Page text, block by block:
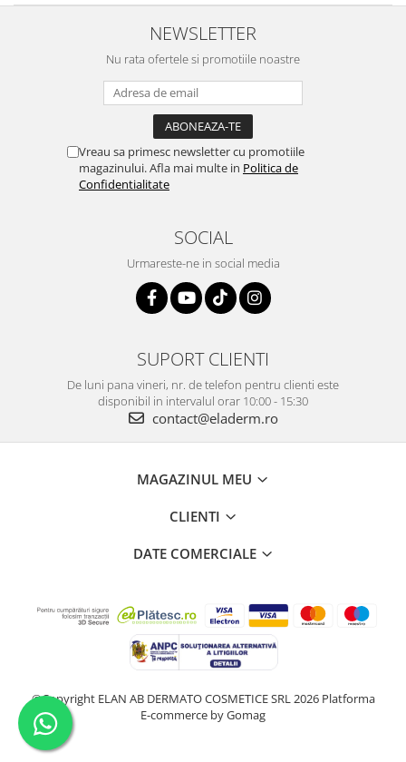
NEWSLETTER
Nu rata ofertele si promotiile noastre
Vreau sa primesc newsletter cu promotiile
magazinului. Afla mai multe in Politica de
Confidentialitate
SOCIAL
Urmareste-ne in social media
SUPORT CLIENTI
De luni pana vineri, nr. de telefon pentru clienti este
disponibil in intervalul orar 10:00 - 15:30
contact@eladerm.ro
MAGAZINUL MEU
CLIENTI
DATE COMERCIALE
©Copyright ELAN AB DERMATO COSMETICE SRL 2026 Platforma
E-commerce by Gomag